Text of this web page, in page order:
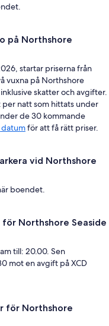
på Northshore
startar priserna från
vuxna på Northshore
skatter och avgifter.
per natt som hittats under
de 30 kommande
datumför att få rätt priser.
vid Northshore
boendet.
Northshore Seaside
till: 20.00. Sen
mot en avgift på XCD
för Northshore